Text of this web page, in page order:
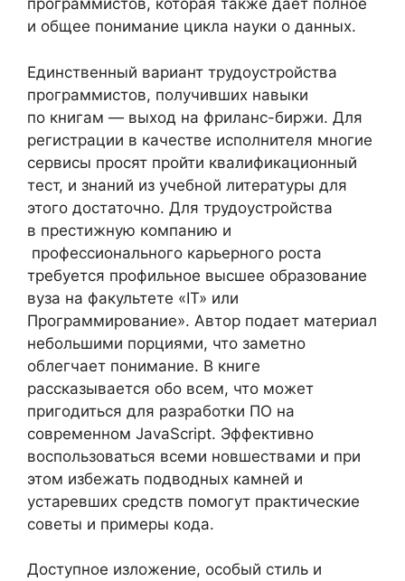
программистов, которая также дает полное
и общее понимание цикла науки о данных.
Единственный вариант трудоустройства
программистов, получивших навыки
по книгам — выход на фриланс-биржи. Для
регистрации в качестве исполнителя многие
сервисы просят пройти квалификационный
тест, и знаний из учебной литературы для
этого достаточно. Для трудоустройства
в престижную компанию и
профессионального карьерного роста
требуется профильное высшее образование
вуза на факультете «IT» или
Программирование». Автор подает материал
небольшими порциями, что заметно
облегчает понимание. В книге
рассказывается обо всем, что может
пригодиться для разработки ПО на
современном JavaScript. Эффективно
воспользоваться всеми новшествами и при
этом избежать подводных камней и
устаревших средств помогут практические
советы и примеры кода.
Доступное изложение, особый стиль и